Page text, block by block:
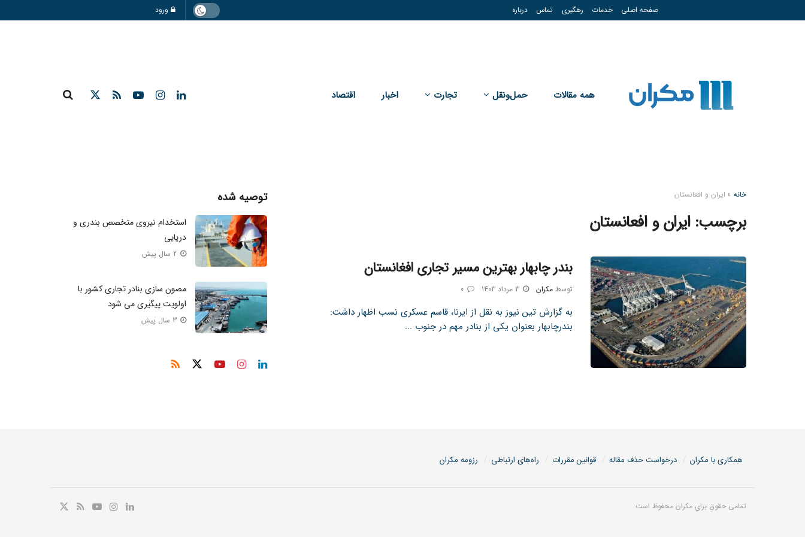
صفحه اصلی خدمات رهگیری تماس درباره ورود
همه مقالات حمل‌و‌نقل تجارت اخبار اقتصاد
خانه » ایران و افعانستان
برچسب:ایران و افعانستان
بندر چابهار بهترین مسیر تجاری افغانستان
توسط مکران 3 مرداد 1403 0
به گزارش تین نیوز به نقل از ایرنا، قاسم عسکری نسب اظهار داشت:
بندرچابهار بعنوان یکی از بنادر مهم در جنوب ...
توصیه شده
استخدام نیروی متخصص بندری و
دریایی
2 سال پیش
مصون‌ سازی بنادر تجاری کشور با
اولویت پیگیری می‌ شود
3 سال پیش
همکاری با مکران درخواست حذف مقاله قوانین مقررات راه‌های ارتباطی رزومه مکران
تمامی حقوق برای مکران محفوظ است